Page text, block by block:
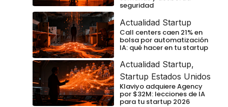
seguridad
Actualidad Startup
Call centers caen 21% en
bolsa por automatización
IA: qué hacer en tu startup
Actualidad Startup,
Startup Estados Unidos
Klaviyo adquiere Agency
por $32M: lecciones de IA
para tu startup 2026